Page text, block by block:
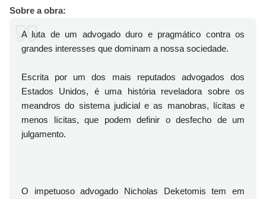
Sobre a obra:
A luta de um advogado duro e pragmático contra os
grandes interesses que dominam a nossa sociedade.
Escrita por um dos mais reputados advogados dos
Estados Unidos, é uma história reveladora sobre os
meandros do sistema judicial e as manobras, lícitas e
menos lícitas, que podem definir o desfecho de um
julgamento.
O impetuoso advogado Nicholas Deketomis tem em